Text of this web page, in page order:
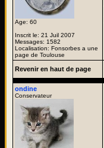
Age: 60
Inscrit le: 21 Juil 2007
Messages: 1582
Localisation: Fonsorbes a une
page de Toulouse
Revenir en haut de page
ondine
Conservateur